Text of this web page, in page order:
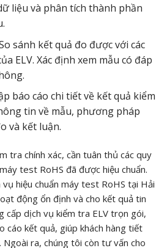
liệu và phân tích thành phần
sánh kết quả đo được với các
ELV. Xác định xem mẫu có đáp
báo cáo chi tiết về kết quả kiểm
tin về mẫu, phương pháp
và kết luận.
tra chính xác, cần tuân thủ các quy
test RoHS đã được hiệu chuẩn.
vụ hiệu chuẩn máy test RoHS tại Hải
động ổn định và cho kết quả tin
cấp dịch vụ kiểm tra ELV trọn gói,
cáo kết quả, giúp khách hàng tiết
Ngoài ra, chúng tôi còn tư vấn cho